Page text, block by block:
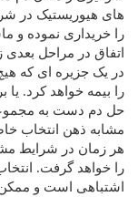
های هیوریستیک در
را خریداری نموده و
اتفاق در مراحل
در یک جزیره ای که
را بیمه خواهد کرد.
حل دم دست به
مشابه ذهن انتخاب
هر زمان در شرایط
را خواهد گرفت.
اشتباهی است و